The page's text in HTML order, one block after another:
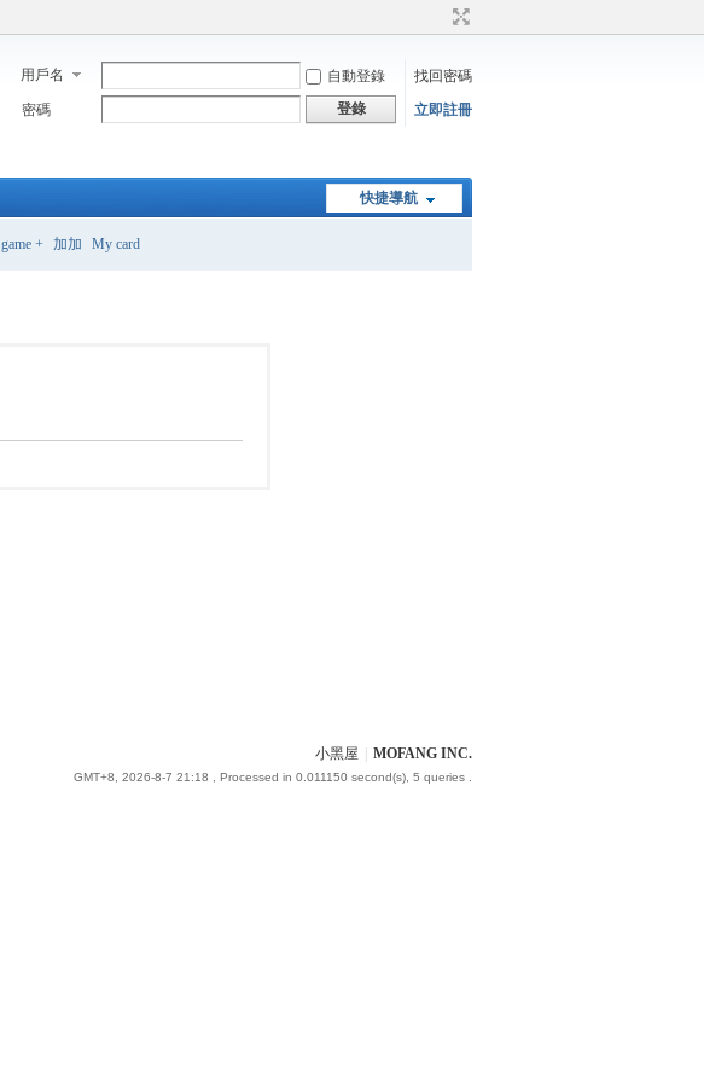
用戶名 自動登錄
找回密碼
密碼
登錄 立即註冊
快捷導航
game + 加加 My card
小黑屋 MOFANG INC.
GMT+8, 2026-8-7 21:18 , Processed in 0.011150 second(s), 5 queries .